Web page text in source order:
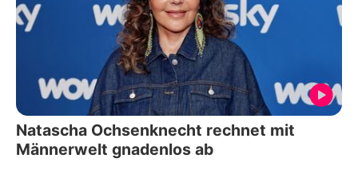
Natascha Ochsenknecht rechnet mit
Männerwelt gnadenlos ab